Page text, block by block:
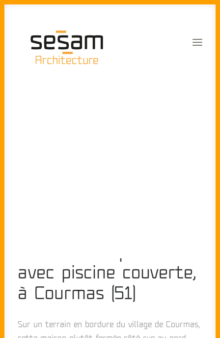
avec piscine couverte,
à Courmas (51)
Sur un terrain en bordure du village de Courmas,